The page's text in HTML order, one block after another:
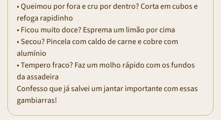
• Queimou por fora e cru por dentro? Corta em cubos e
refoga rapidinho
• Ficou muito doce? Esprema um limão por cima
• Secou? Pincela com caldo de carne e cobre com
alumínio
• Tempero fraco? Faz um molho rápido com os fundos
da assadeira
Confesso que já salvei um jantar importante com essas
gambiarras!